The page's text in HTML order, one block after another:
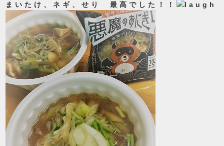
まいたけ、ネギ、せり 最高でした！！